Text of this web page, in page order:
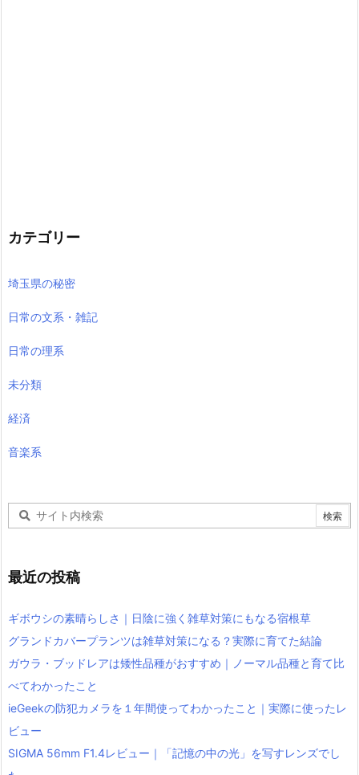
カテゴリー
埼玉県の秘密
日常の文系・雑記
日常の理系
未分類
経済
音楽系
最近の投稿
ギボウシの素晴らしさ｜日陰に強く雑草対策にもなる宿根草
グランドカバープランツは雑草対策になる？実際に育てた結論
ガウラ・ブッドレアは矮性品種がおすすめ｜ノーマル品種と育て比
べてわかったこと
ieGeekの防犯カメラを１年間使ってわかったこと｜実際に使ったレ
ビュー
SIGMA 56mm F1.4レビュー｜「記憶の中の光」を写すレンズでし